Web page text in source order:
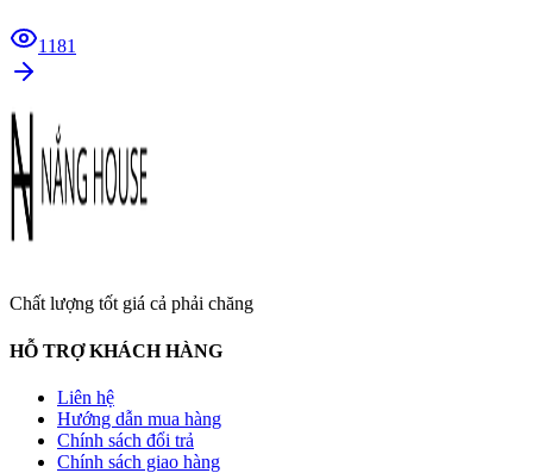
1181
Chất lượng tốt giá cả phải chăng
HỖ TRỢ KHÁCH HÀNG
Liên hệ
Hướng dẫn mua hàng
Chính sách đổi trả
Chính sách giao hàng